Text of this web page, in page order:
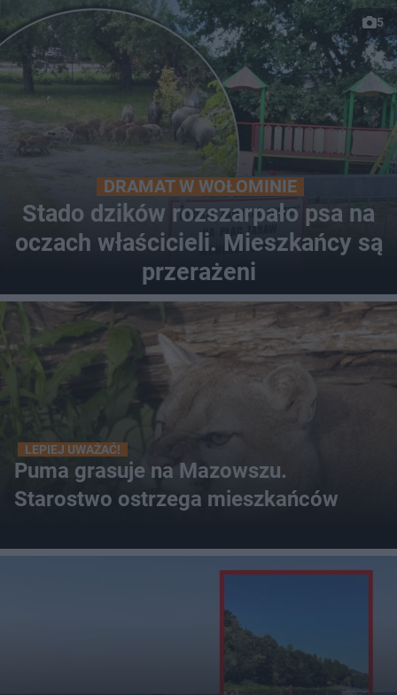
5
DRAMAT W WOŁOMINIE
Stado dzików rozszarpało psa na
oczach właścicieli. Mieszkańcy są
przerażeni
LEPIEJ UWAŻAĆ!
Puma grasuje na Mazowszu.
Starostwo ostrzega mieszkańców